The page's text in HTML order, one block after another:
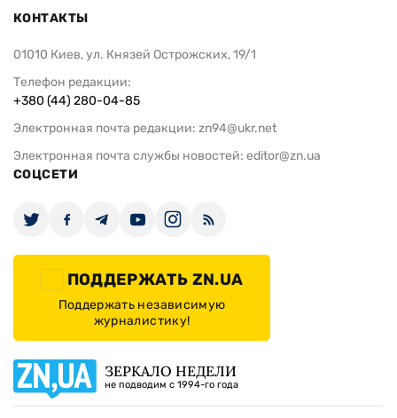
КОНТАКТЫ
01010 Киев, ул. Князей Острожских, 19/1
Телефон редакции:
+380 (44) 280-04-85
Электронная почта редакции: zn94@ukr.net
Электронная почта службы новостей: editor@zn.ua
СОЦСЕТИ
ПОДДЕРЖАТЬ ZN.UA
Поддержать независимую
журналистику!
ЗЕРКАЛО НЕДЕЛИ
не подводим с 1994-го года